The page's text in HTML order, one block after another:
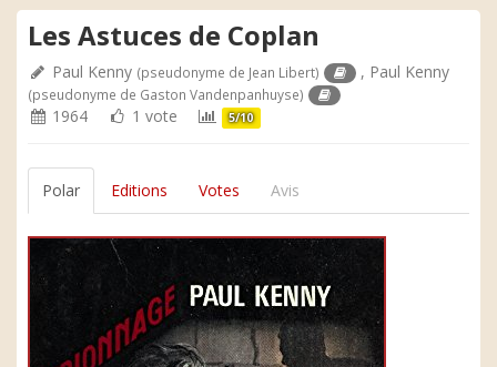
Les Astuces de Coplan
Paul Kenny (pseudonyme de Jean Libert) , Paul Kenny
(pseudonyme de Gaston Vandenpanhuyse)
1964 1 vote 5/10
Polar Editions Votes Avis